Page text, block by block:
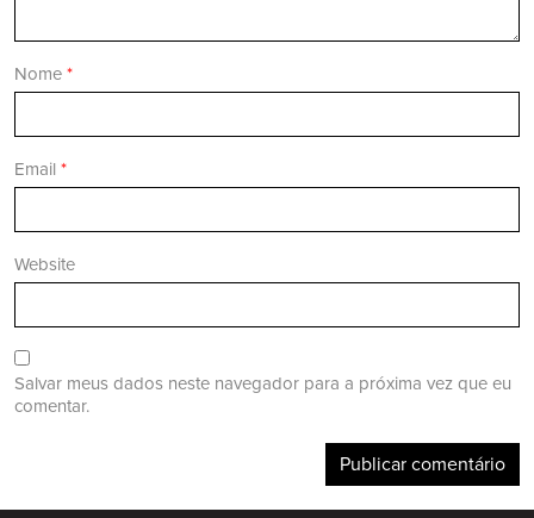
Nome *
Email *
Website
Salvar meus dados neste navegador para a próxima vez que eu
comentar.